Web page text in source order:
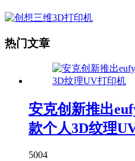
热门文章
安克创新推出
款个人3D纹理
5004